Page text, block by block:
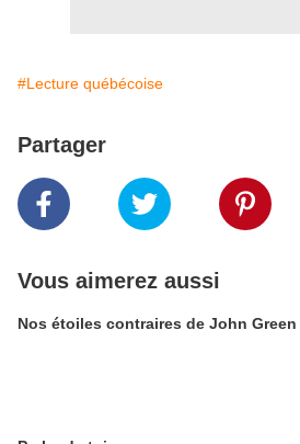
#Lecture québécoise
Partager
Vous aimerez aussi
Nos étoiles contraires de John Green